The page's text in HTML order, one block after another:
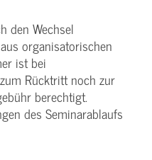
den Wechsel
organisatorischen
ist bei
Rücktritt noch zur
berechtigt.
des Seminarablaufs